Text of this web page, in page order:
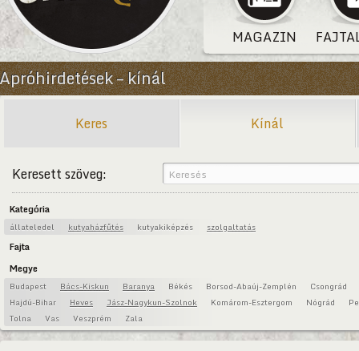
MAGAZIN
Apróhirdetések – kínál
Keres Kínál
Keresett szöveg:
Kategória
állateledel kutyaházfűtés kutyakiképzés szolgaltatás
Fajta
Megye
Budapest Bács-Kiskun Baranya Békés Borsod-Abaúj-Zemplén
Csongrád
Hajdú-Bihar
Heves Jász-Nagykun-Szolnok Komárom-Esztergom Nógrád
Tolna
Vas Veszprém Zala